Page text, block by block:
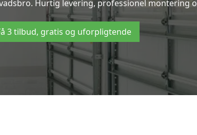
Hurtig levering, professionel montering
3 tilbud, gratis og uforpligtende